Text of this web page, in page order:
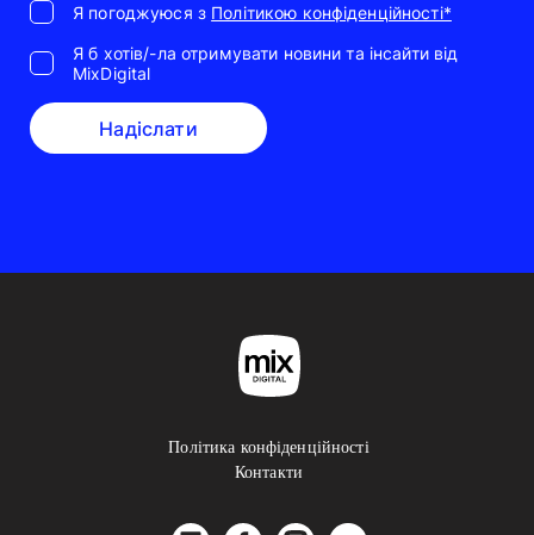
Я погоджуюся з Політикою конфіденційності*
Я б хотів/-ла отримувати новини та інсайти від
MixDigital
Надіслати
Політика конфіденційності
Контакти